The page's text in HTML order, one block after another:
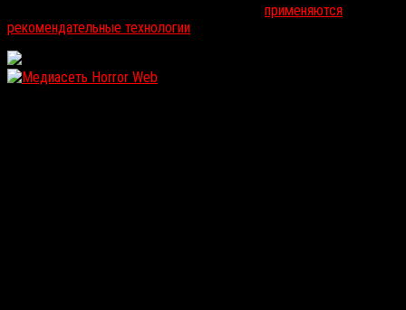
применяются
рекомендательные технологии